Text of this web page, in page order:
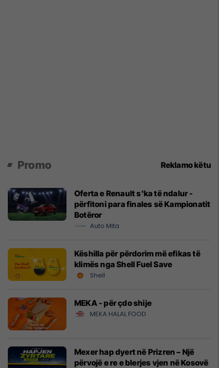
Promo Reklamo këtu
Oferta e Renault s'ka të ndalur -
përfitoni para finales së Kampionatit
Botëror
Auto Mita
Këshilla për përdorim më efikas të
klimës nga Shell Fuel Save
Shell
MEKA - për çdo shije
MEKA HALAL FOOD
Mexer hap dyert në Prizren – Një
përvojë e re e blerjes vjen në Kosovë